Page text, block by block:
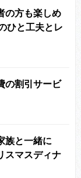
の方も楽しめ
ひと工夫とレ
の割引サービ
族と一緒に
スマスディナ